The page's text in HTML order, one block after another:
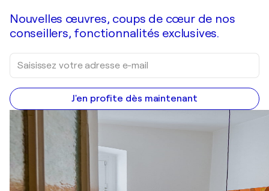
Nouvelles œuvres, coups de cœur de nos
conseillers, fonctionnalités exclusives.
J'en profite dès maintenant